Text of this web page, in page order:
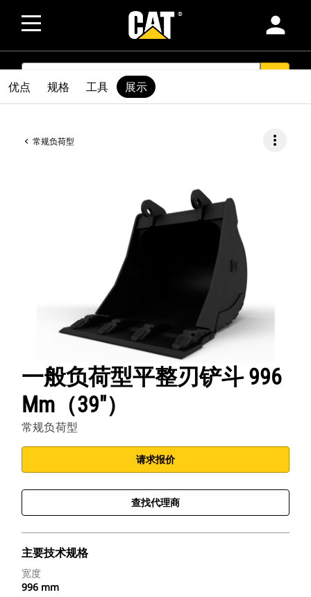
person
SEARCH
常规负荷型 more_vert
一般负荷型平整刃铲斗 996
Mm（39"）
常规负荷型
请求报价
查找代理商
主要技术规格
宽度
996 mm
优点 规格 工具 展示